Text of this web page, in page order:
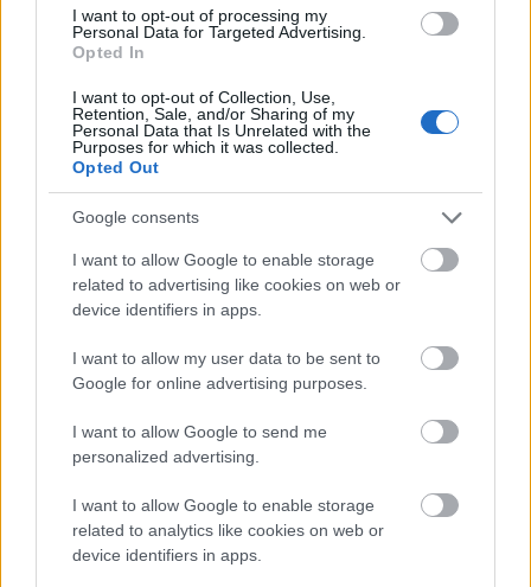
I want to opt-out of processing my
Personal Data for Targeted Advertising.
Opted In
I want to opt-out of Collection, Use,
Retention, Sale, and/or Sharing of my
Personal Data that Is Unrelated with the
Purposes for which it was collected.
Opted Out
Google consents
I want to allow Google to enable storage
related to advertising like cookies on web or
device identifiers in apps.
I want to allow my user data to be sent to
Google for online advertising purposes.
I want to allow Google to send me
personalized advertising.
I want to allow Google to enable storage
related to analytics like cookies on web or
device identifiers in apps.
szoktuk utálni. Nos, most vadiúj apropót szolgáltat a
játékgyár: a világ egyik legmenőbb művészével és polgárjogi
tovább
Videó: 15 éves fiúért rajong a világ
2015. 02. 26.|Kultúrpart
Wes Anderson legújabb filmje, a
vasárnap négyOscar-díjat vihetett haza. A vígjáték egyik
legemlékezetesebb részlet étLegokkalgondolta újra egy15
éves skót kamasz.